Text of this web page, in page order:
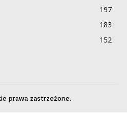
197
183
152
prawa zastrzeżone.